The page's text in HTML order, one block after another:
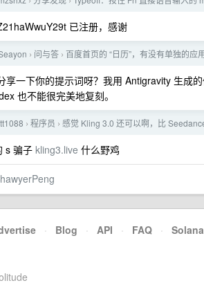
已注册，感谢
› 问与答 › 百度首页的 “日历”，有没有单独的应
享一下你的提示词呀？我用 Antigravity 生成
也不能很完美地复刻。
› 程序员 › 感觉 Kling 3.0 还可以啊，比
s 骗子kling3.live 什么野鸡
· Blog · API · FAQ · Solana